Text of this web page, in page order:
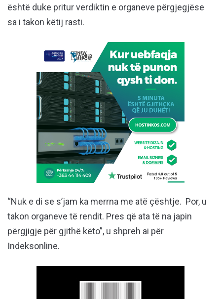
është duke pritur verdiktin e organeve përgjegjëse
sa i takon këtij rasti.
“Nuk e di se s’jam ka merrna me atë çështje. Por, u
takon organeve të rendit. Pres që ata të na japin
përgjigje për gjithë këto”, u shpreh ai për
Indeksonline.